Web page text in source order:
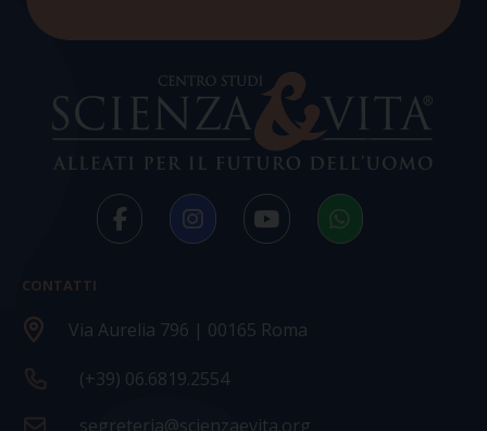
CONTATTI
Via Aurelia 796 | 00165 Roma
(+39) 06.6819.2554
segreteria@scienzaevita.org